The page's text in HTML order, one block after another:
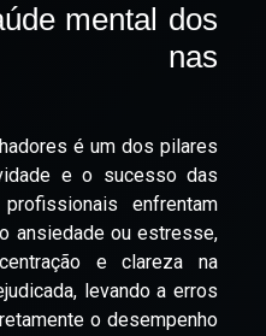
mental dos
nas
é um dos pilares
e o sucesso das
enfrentam
ansiedade ou estresse,
e clareza na
levando a erros
o desempenho